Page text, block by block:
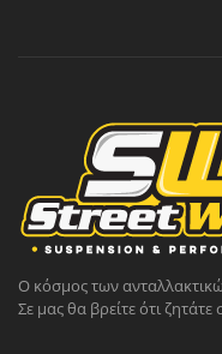
Ο κόσμος των
Σε μας θα βρείτε ότι ζητάτε